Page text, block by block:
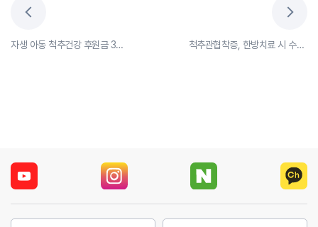
자생 아동 척추건강 후원금 3천만원 전달, “아이들 척추건강 위한 맞춤 프로그램 지원” 척추관협착증, 한방치료 시 수술률·마약성 진통제 사용 감소 효과 입증(SCI급 국제학술지 게재)